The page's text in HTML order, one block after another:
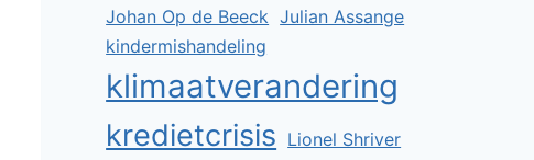
Johan Op de Beeck Julian Assange
kindermishandeling
klimaatverandering
kredietcrisis Lionel Shriver